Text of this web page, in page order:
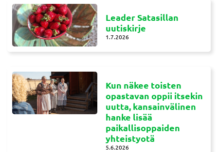
Leader Satasillan
uutiskirje
1.7.2026
Kun näkee toisten
opastavan oppii itsekin
uutta, kansainvälinen
hanke lisää
paikallisoppaiden
yhteistyotä
5.6.2026